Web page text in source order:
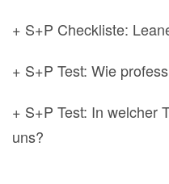
+ S+P Checkliste:
+ S+P Test: Wie
+ S+P Test: In welcher
uns?